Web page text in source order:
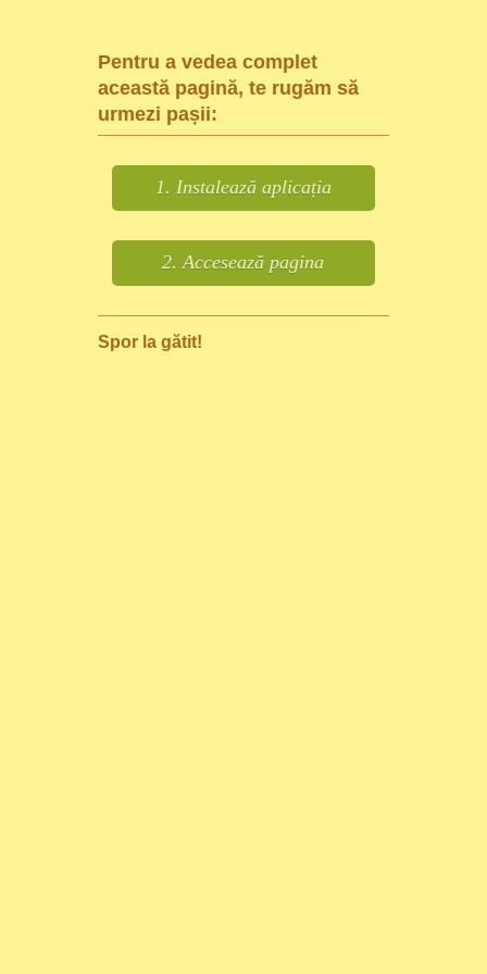
Pentru a vedea complet
această pagină, te rugăm să
urmezi pașii:
1. Instalează aplicația
2. Accesează pagina
Spor la gătit!